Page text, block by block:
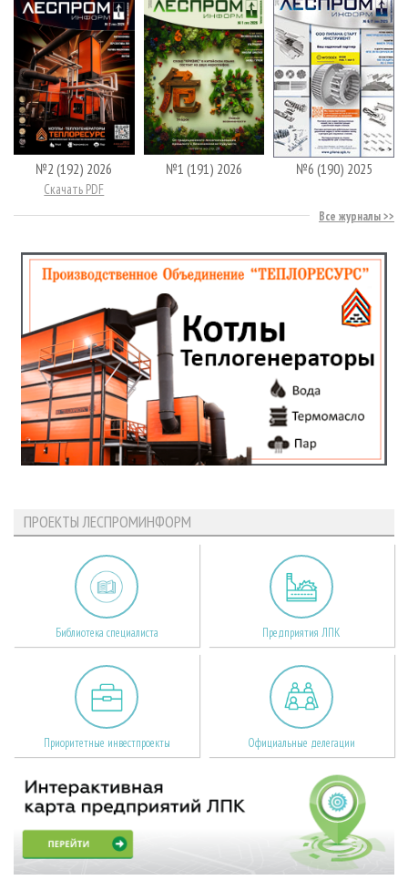
№2 (192) 2026
Скачать PDF
№1 (191) 2026 №6 (190) 2025
Все журналы
ПРОЕКТЫ ЛЕСПРОМИНФОРМ
Библиотека специалиста Предприятия ЛПК
Приоритетные инвестпроекты Официальные делегации